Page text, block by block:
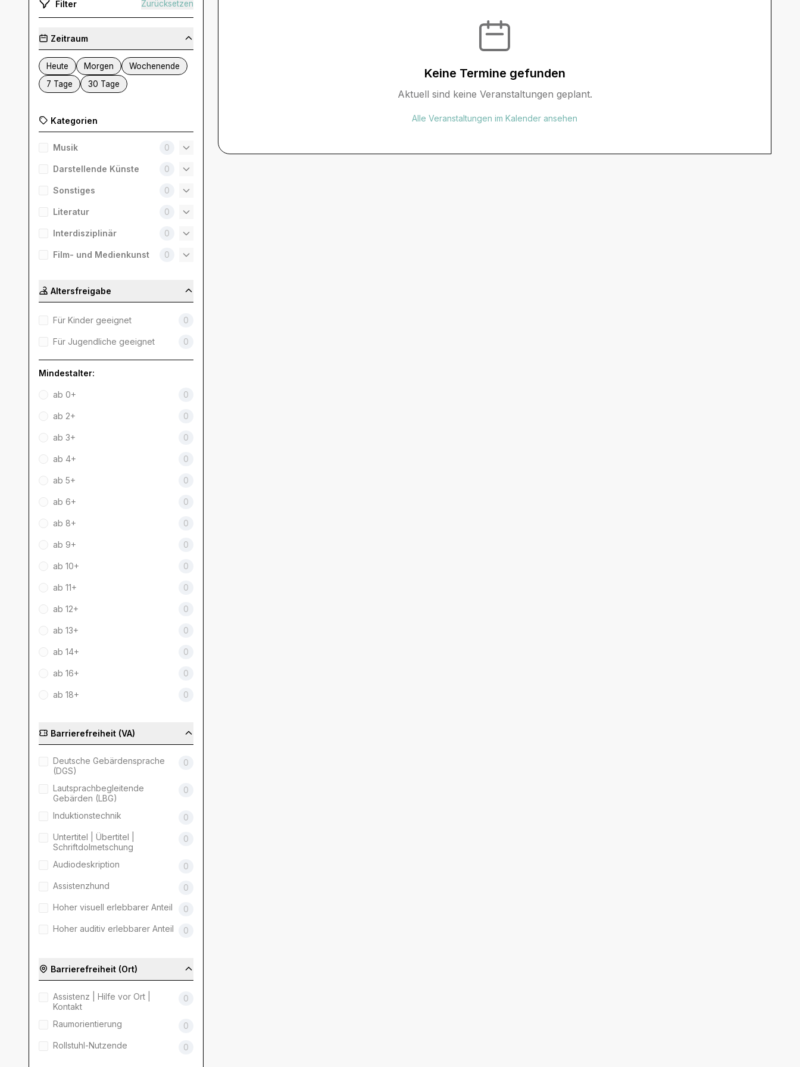
Filter Zurücksetzen
Zeitraum
Heute Morgen
Wochenende
7 Tage
30 Tage
Kategorien
Musik 0
Darstellende Künste 0
Sonstiges 0
Literatur 0
Interdisziplinär 0
Film- und Medienkunst 0
Altersfreigabe
Für Kinder geeignet 0
Für Jugendliche geeignet 0
Mindestalter:
ab 0+ 0
ab 2+ 0
ab 3+ 0
ab 4+ 0
ab 5+ 0
ab 6+ 0
ab 8+ 0
ab 9+ 0
ab 10+ 0
ab 11+ 0
ab 12+ 0
ab 13+ 0
ab 14+ 0
ab 16+ 0
ab 18+ 0
Barrierefreiheit (VA)
Deutsche Gebärdensprache
(DGS)
0
Lautsprachbegleitende
Gebärden (LBG)
0
Induktionstechnik 0
Untertitel | Übertitel |
Schriftdolmetschung
0
Audiodeskription 0
Assistenzhund 0
Hoher visuell erlebbarer Anteil 0
Hoher auditiv erlebbarer Anteil 0
Barrierefreiheit (Ort)
Assistenz | Hilfe vor Ort |
Kontakt
0
Raumorientierung 0
Rollstuhl-Nutzende 0
Keine Termine gefunden
Aktuell sind keine Veranstaltungen geplant.
Alle Veranstaltungen im Kalender ansehen